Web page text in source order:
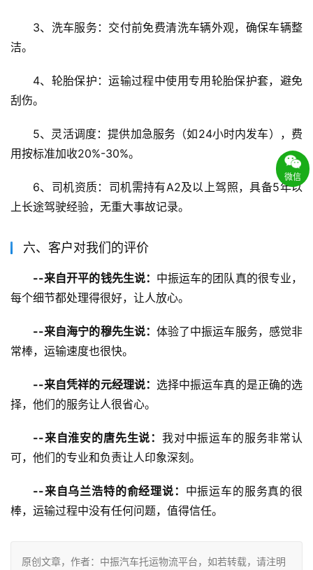
3、洗车服务：交付前免费清洗车辆外观，确保车辆整
洁。
4、轮胎保护：运输过程中使用专用轮胎保护套，避免
刮伤。
5、灵活调度：提供加急服务（如24小时内发车），费
用按标准加收20%-30%。
6、司机资质：司机需持有A2及以上驾照，具备5年以
上长途驾驶经验，无重大事故记录。
六、客户对我们的评价
--来自开平的钱先生说： 中振运车的团队真的很专业，
每个细节都处理得很好，让人放心。
--来自海宁的穆先生说： 体验了中振运车服务，感觉非
常棒，运输速度也很快。
--来自凭祥的元经理说： 选择中振运车真的是正确的选
择，他们的服务让人很省心。
--来自淮安的唐先生说： 我对中振运车的服务非常认
可，他们的专业和负责让人印象深刻。
--来自乌兰浩特的俞经理说： 中振运车的服务真的很
棒，运输过程中没有任何问题，值得信任。
原创文章，作者：中振汽车托运物流平台，如若转载，请注明
微信